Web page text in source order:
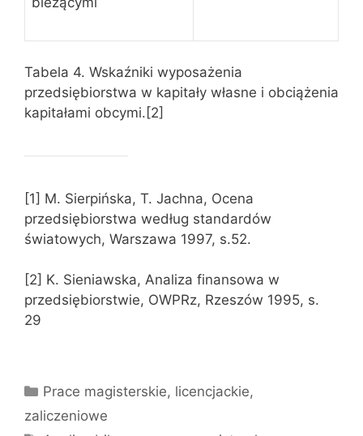
Tabela 4. Wskaźniki wyposażenia
przedsiębiorstwa w kapitały własne i obciążenia
kapitałami obcymi.[2]
[1] M. Sierpińska, T. Jachna, Ocena
przedsiębiorstwa według standardów
światowych, Warszawa 1997, s.52.
[2] K. Sieniawska, Analiza finansowa w
przedsiębiorstwie, OWPRz, Rzeszów 1995, s.
29
Kategorie
Prace magisterskie, licencjackie,
zaliczeniowe